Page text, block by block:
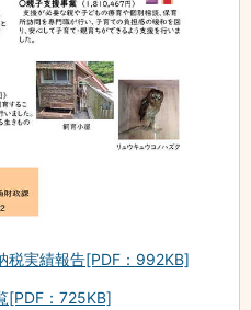
実績報告[PDF：992KB]
：725KB]